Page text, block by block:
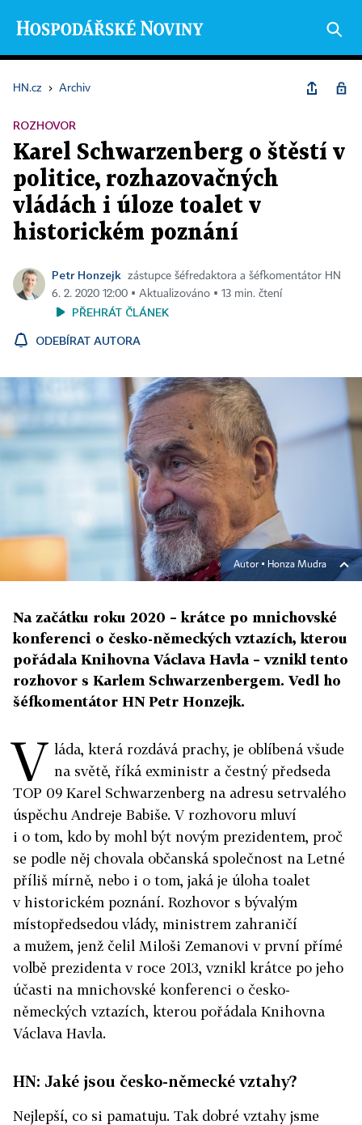
HN.cz › Archiv
ROZHOVOR
Karel Schwarzenberg o štěstí v
politice, rozhazovačných
vládách i úloze toalet v
historickém poznání
Petr Honzejk
zástupce šéfredaktora a šéfkomentátor HN
6. 2. 2020 12:00 ▪ Aktualizováno ▪ 13 min. čtení
PŘEHRÁT ČLÁNEK
ODEBÍRAT AUTORA
Autor ▪ Honza Mudra
Na začátku roku 2020 – krátce po mnichovské
konferenci o česko-německých vztazích, kterou
pořádala Knihovna Václava Havla – vznikl tento
rozhovor s Karlem Schwarzenbergem. Vedl ho
šéfkomentátor HN Petr Honzejk.
V láda, která rozdává prachy, je oblíbená všude
na světě, říká exministr a čestný předseda
TOP 09 Karel Schwarzenberg na adresu setrvalého
úspěchu Andreje Babiše. V rozhovoru mluví
i o tom, kdo by mohl být novým prezidentem, proč
se podle něj chovala občanská společnost na Letné
příliš mírně, nebo i o tom, jaká je úloha toalet
v historickém poznání. Rozhovor s bývalým
místopředsedou vlády, ministrem zahraničí
a mužem, jenž čelil Miloši Zemanovi v první přímé
volbě prezidenta v roce 2013, vznikl krátce po jeho
účasti na mnichovské konferenci o česko-
německých vztazích, kterou pořádala Knihovna
Václava Havla.
HN: Jaké jsou česko-německé vztahy?
Nejlepší, co si pamatuju. Tak dobré vztahy jsme